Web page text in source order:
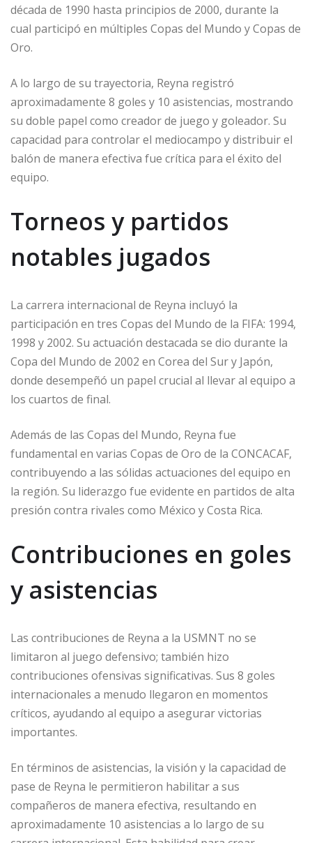
década de 1990 hasta principios de 2000, durante la
cual participó en múltiples Copas del Mundo y Copas de
Oro.
A lo largo de su trayectoria, Reyna registró
aproximadamente 8 goles y 10 asistencias, mostrando
su doble papel como creador de juego y goleador. Su
capacidad para controlar el mediocampo y distribuir el
balón de manera efectiva fue crítica para el éxito del
equipo.
Torneos y partidos
notables jugados
La carrera internacional de Reyna incluyó la
participación en tres Copas del Mundo de la FIFA: 1994,
1998 y 2002. Su actuación destacada se dio durante la
Copa del Mundo de 2002 en Corea del Sur y Japón,
donde desempeñó un papel crucial al llevar al equipo a
los cuartos de final.
Además de las Copas del Mundo, Reyna fue
fundamental en varias Copas de Oro de la CONCACAF,
contribuyendo a las sólidas actuaciones del equipo en
la región. Su liderazgo fue evidente en partidos de alta
presión contra rivales como México y Costa Rica.
Contribuciones en goles
y asistencias
Las contribuciones de Reyna a la USMNT no se
limitaron al juego defensivo; también hizo
contribuciones ofensivas significativas. Sus 8 goles
internacionales a menudo llegaron en momentos
críticos, ayudando al equipo a asegurar victorias
importantes.
En términos de asistencias, la visión y la capacidad de
pase de Reyna le permitieron habilitar a sus
compañeros de manera efectiva, resultando en
aproximadamente 10 asistencias a lo largo de su